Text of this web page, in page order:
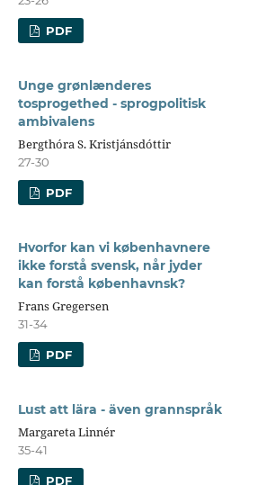
PDF
Unge grønlænderes
tosprogethed - sprogpolitisk
ambivalens
Bergthóra S. Kristjánsdóttir
27-30
PDF
Hvorfor kan vi københavnere
ikke forstå svensk, når jyder
kan forstå københavnsk?
Frans Gregersen
31-34
PDF
Lust att lära - även grannspråk
Margareta Linnér
35-41
PDF